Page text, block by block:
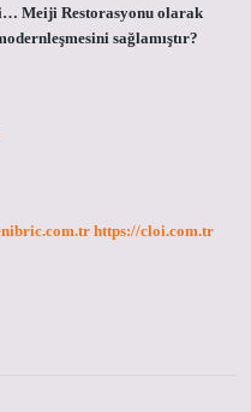
Meiji Restorasyonu olarak
sağlamıştır?
https://cloi.com.tr